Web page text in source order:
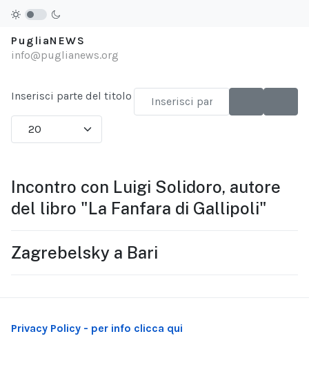
PugliaNEWS
info@puglianews.org
Inserisci parte del titolo
Visualizza #
Incontro con Luigi Solidoro, autore
del libro "La Fanfara di Gallipoli"
Zagrebelsky a Bari
Privacy Policy - per info clicca qui